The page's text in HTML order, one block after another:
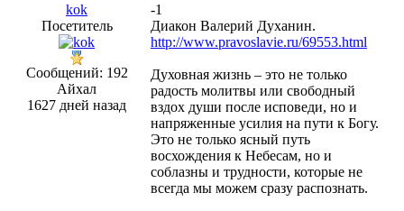
kok
Посетитель
Сообщений: 192
Айхал
1627 дней назад
-1
Диакон Валерий Духанин.
http://www.pravoslavie.ru/69553.html
Духовная жизнь – это не только
радость молитвы или свободный
вздох души после исповеди, но и
напряженные усилия на пути к Богу.
Это не только ясный путь
восхождения к Небесам, но и
соблазны и трудности, которые не
всегда мы можем сразу распознать.